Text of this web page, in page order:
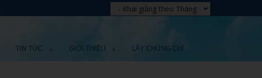
TIN TỨC GIỚI THIỆU LẤY CHỨNG CHỈ